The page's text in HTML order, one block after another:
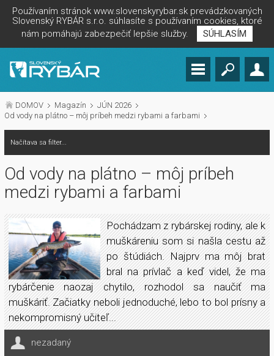
Používaním stránok www.slovenskyrybar.sk prevádzkovaných
Slovenský RYBÁR s.r.o. súhlasíte s používaním cookies, ktoré
nám pomáhajú zabezpečiť lepšie služby.
SÚHLASÍM
DOMOV Magazín
JÚN 2026
Od vody na plátno – môj príbeh medzi rybami a farbami
Načítava sa filter...
Od vody na plátno – môj príbeh
medzi rybami a farbami
Pochádzam z rybárskej rodiny, ale k
muškáreniu som si našla cestu až
po štúdiách. Najprv ma môj brat
bral na prívlač a keď videl, že ma
rybárčenie naozaj chytilo, rozhodol sa naučiť ma
muškáriť. Začiatky neboli jednoduché, lebo to bol prísny a
nekompromisný učiteľ...
nezadaný